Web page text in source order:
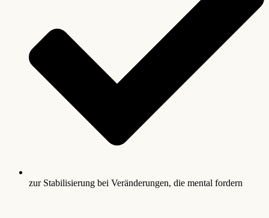
zur Stabilisierung bei Veränderungen, die mental fordern